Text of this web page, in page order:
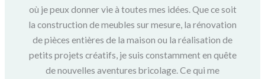
où je peux donner vie à toutes mes idées. Que ce soit
la construction de meubles sur mesure, la rénovation
de pièces entières de la maison ou la réalisation de
petits projets créatifs, je suis constamment en quête
de nouvelles aventures bricolage. Ce qui me